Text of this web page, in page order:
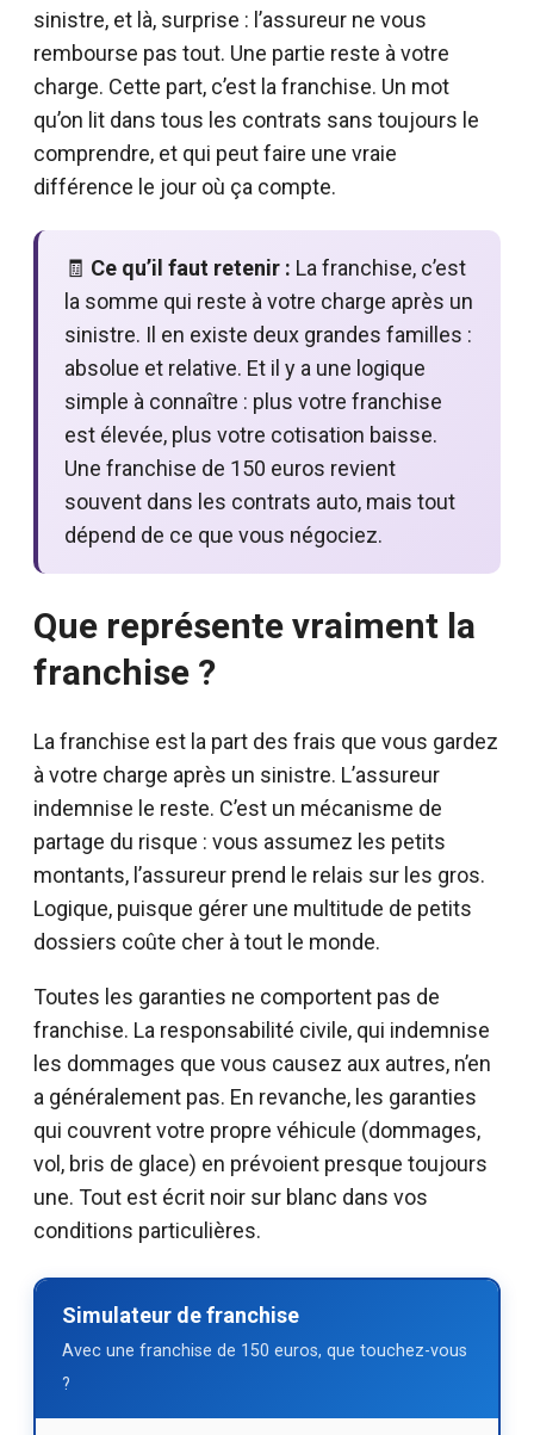
sinistre, et là, surprise : l’assureur ne vous
rembourse pas tout. Une partie reste à votre
charge. Cette part, c’est la franchise. Un mot
qu’on lit dans tous les contrats sans toujours le
comprendre, et qui peut faire une vraie
différence le jour où ça compte.
🧾 Ce qu’il faut retenir : La franchise, c’est
la somme qui reste à votre charge après un
sinistre. Il en existe deux grandes familles :
absolue et relative. Et il y a une logique
simple à connaître : plus votre franchise
est élevée, plus votre cotisation baisse.
Une franchise de 150 euros revient
souvent dans les contrats auto, mais tout
dépend de ce que vous négociez.
Que représente vraiment la
franchise ?
La franchise est la part des frais que vous gardez
à votre charge après un sinistre. L’assureur
indemnise le reste. C’est un mécanisme de
partage du risque : vous assumez les petits
montants, l’assureur prend le relais sur les gros.
Logique, puisque gérer une multitude de petits
dossiers coûte cher à tout le monde.
Toutes les garanties ne comportent pas de
franchise. La responsabilité civile, qui indemnise
les dommages que vous causez aux autres, n’en
a généralement pas. En revanche, les garanties
qui couvrent votre propre véhicule (dommages,
vol, bris de glace) en prévoient presque toujours
une. Tout est écrit noir sur blanc dans vos
conditions particulières.
Simulateur de franchise
Avec une franchise de 150 euros, que touchez-vous
?